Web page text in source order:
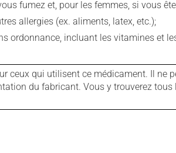
fumez et, pour les femmes, si vous
allergies (ex. aliments, latex, etc.);
ordonnance, incluant les vitamines et
ceux qui utilisent ce médicament. Il
du fabricant. Vous y trouverez